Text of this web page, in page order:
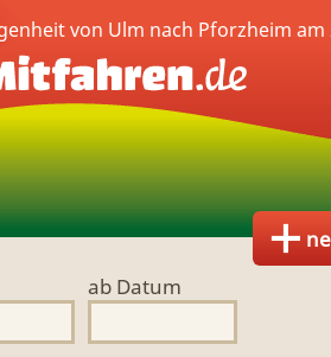
ab Datum
von Ulm nach Pforzheim am